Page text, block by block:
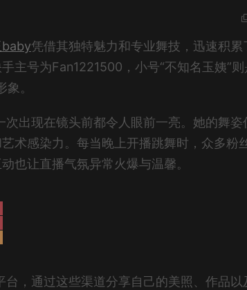
baby凭借其独特魅力和专业舞技，迅速积累
主号为Fan1221500，小号“不知名玉姨”则
。
出现在镜头前都令人眼前一亮。她的舞姿
术感染力。每当晚上开播跳舞时，众多粉
也让直播气氛异常火爆与温馨。
，通过这些渠道分享自己的美照、作品以